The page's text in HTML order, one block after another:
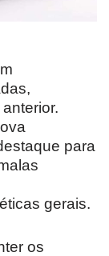
para
gerais.
os